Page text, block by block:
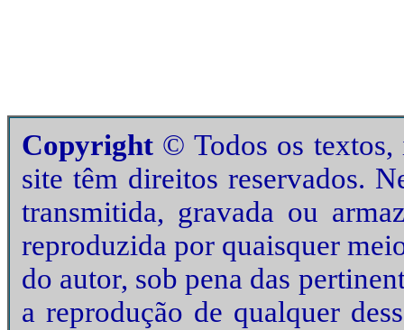
Copyright © Todos os textos,
site têm direitos reservados.
transmitida, gravada ou
reproduzida por quaisquer
do autor, sob pena das
a reprodução de qualquer